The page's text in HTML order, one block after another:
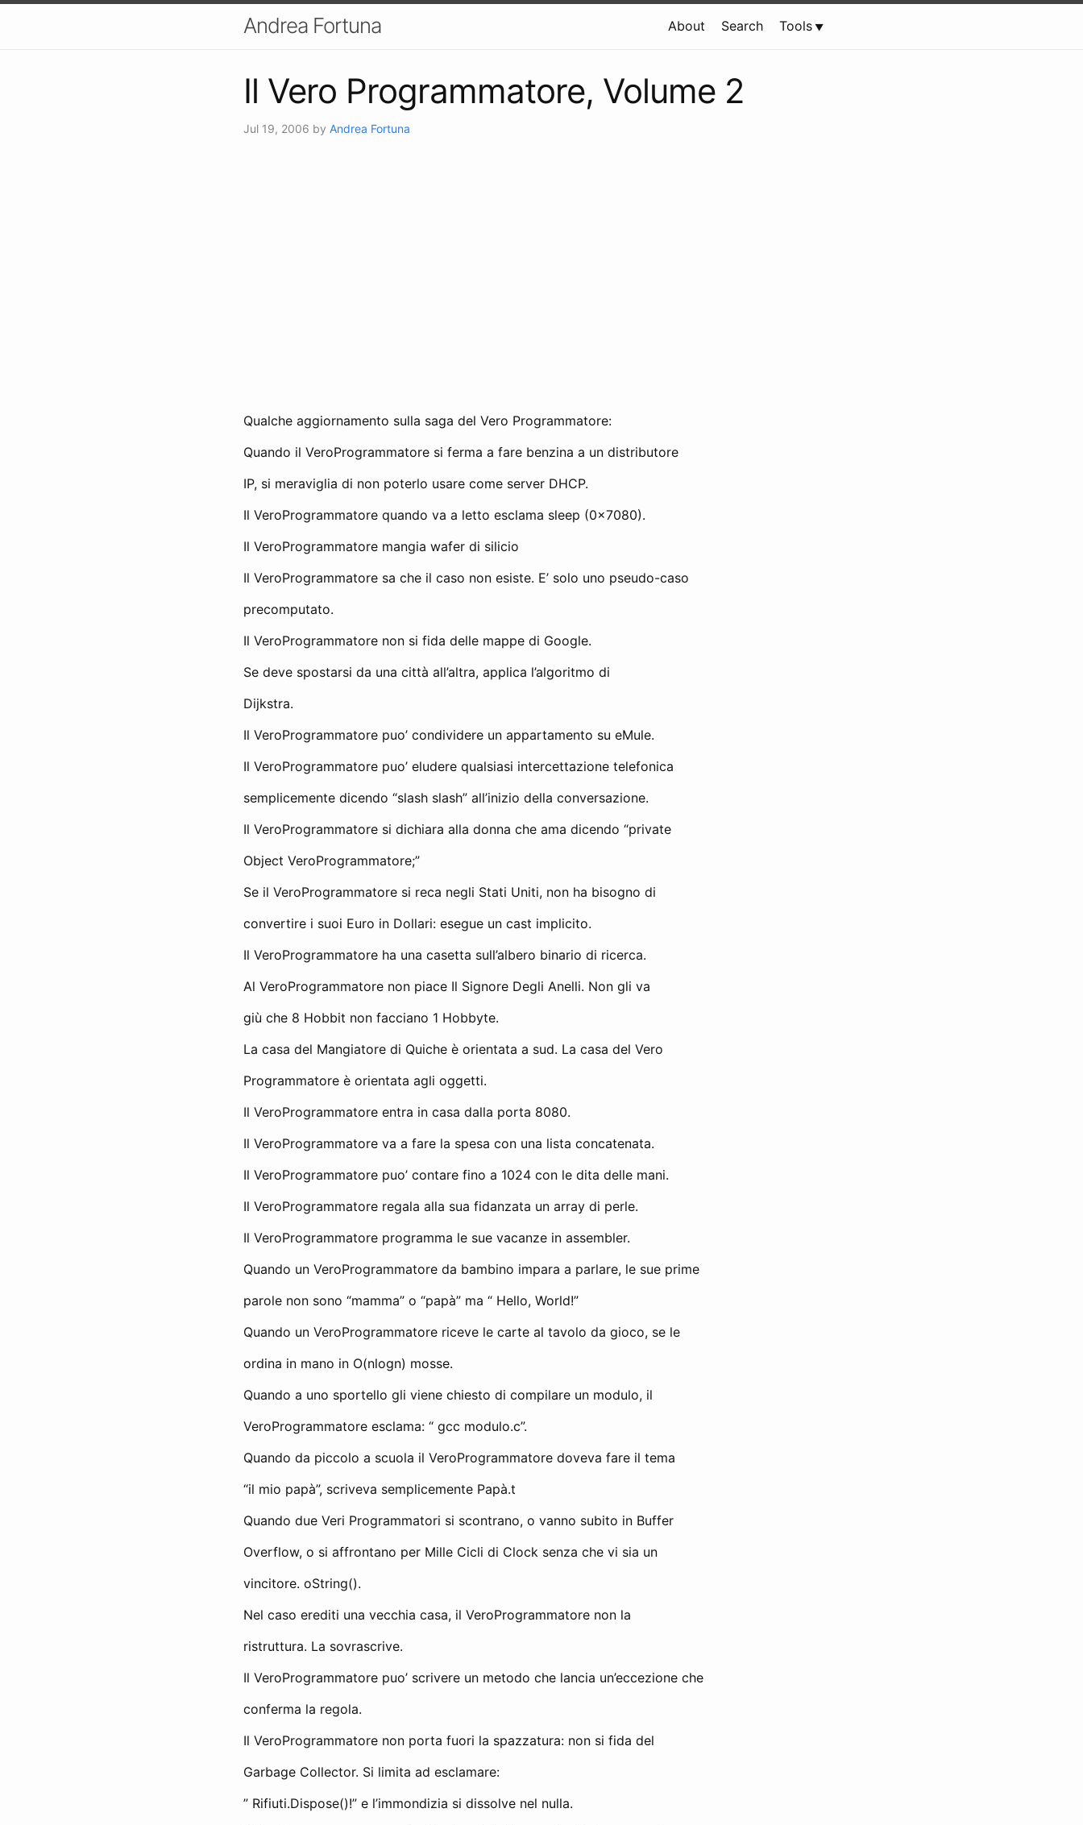
Andrea Fortuna About Search Tools
Il Vero Programmatore, Volume 2
Jul 19, 2006 by Andrea Fortuna
Qualche aggiornamento sulla saga del Vero Programmatore:
Quando il VeroProgrammatore si ferma a fare benzina a un distributore
IP, si meraviglia di non poterlo usare come server DHCP.
Il VeroProgrammatore quando va a letto esclama sleep (0x7080).
Il VeroProgrammatore mangia wafer di silicio
Il VeroProgrammatore sa che il caso non esiste. E’ solo uno pseudo-caso
precomputato.
Il VeroProgrammatore non si fida delle mappe di Google.
Se deve spostarsi da una città all’altra, applica l’algoritmo di
Dijkstra.
Il VeroProgrammatore puo’ condividere un appartamento su eMule.
Il VeroProgrammatore puo’ eludere qualsiasi intercettazione telefonica
semplicemente dicendo “slash slash” all’inizio della conversazione.
Il VeroProgrammatore si dichiara alla donna che ama dicendo “private
Object VeroProgrammatore;”
Se il VeroProgrammatore si reca negli Stati Uniti, non ha bisogno di
convertire i suoi Euro in Dollari: esegue un cast implicito.
Il VeroProgrammatore ha una casetta sull’albero binario di ricerca.
Al VeroProgrammatore non piace Il Signore Degli Anelli. Non gli va
giù che 8 Hobbit non facciano 1 Hobbyte.
La casa del Mangiatore di Quiche è orientata a sud. La casa del Vero
Programmatore è orientata agli oggetti.
Il VeroProgrammatore entra in casa dalla porta 8080.
Il VeroProgrammatore va a fare la spesa con una lista concatenata.
Il VeroProgrammatore puo’ contare fino a 1024 con le dita delle mani.
Il VeroProgrammatore regala alla sua fidanzata un array di perle.
Il VeroProgrammatore programma le sue vacanze in assembler.
Quando un VeroProgrammatore da bambino impara a parlare, le sue prime
parole non sono “mamma” o “papà” ma “ Hello, World!”
Quando un VeroProgrammatore riceve le carte al tavolo da gioco, se le
ordina in mano in O(nlogn) mosse.
Quando a uno sportello gli viene chiesto di compilare un modulo, il
VeroProgrammatore esclama: “ gcc modulo.c”.
Quando da piccolo a scuola il VeroProgrammatore doveva fare il tema
“il mio papà”, scriveva semplicemente Papà.t
Quando due Veri Programmatori si scontrano, o vanno subito in Buffer
Overflow, o si affrontano per Mille Cicli di Clock senza che vi sia un
vincitore. oString().
Nel caso erediti una vecchia casa, il VeroProgrammatore non la
ristruttura. La sovrascrive.
Il VeroProgrammatore puo’ scrivere un metodo che lancia un’eccezione che
conferma la regola.
Il VeroProgrammatore non porta fuori la spazzatura: non si fida del
Garbage Collector. Si limita ad esclamare:
” Rifiuti.Dispose()!” e l’immondizia si dissolve nel nulla.